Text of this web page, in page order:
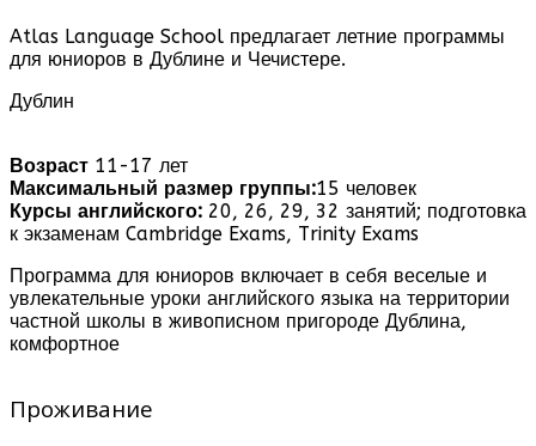
Atlas Language School предлагает летние программы
для юниоров в Дублине и Чечистере.
Дублин
Возраст 11-17 лет
Максимальный размер группы:15 человек
Курсы английского: 20, 26, 29, 32 занятий; подготовка
к экзаменам Cambridge Exams, Trinity Exams
Программа для юниоров включает в себя веселые и
увлекательные уроки английского языка на территории
частной школы в живописном пригороде Дублина,
комфортное
Проживание